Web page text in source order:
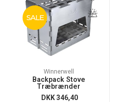
SALE
Winnerwell
Backpack Stove
Træbrænder
DKK346,40